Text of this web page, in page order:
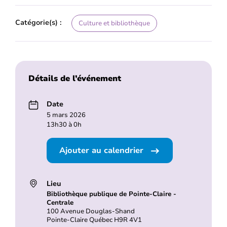
Catégorie(s) : Culture et bibliothèque
Détails de l’événement
Date
5 mars 2026
13h30 à 0h
Ajouter au calendrier
Lieu
Bibliothèque publique de Pointe-Claire -
Centrale
100 Avenue Douglas-Shand
Pointe-Claire Québec H9R 4V1